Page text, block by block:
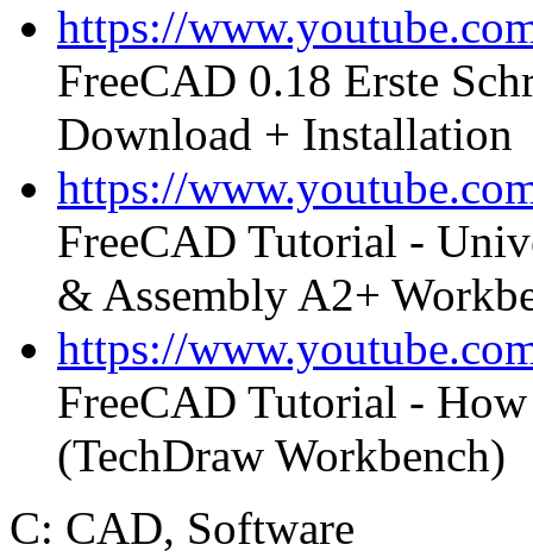
https://
FreeCAD 0.18 Erste
Download + Installation
https://
FreeCAD Tutorial -
& Assembly A2+
https://
FreeCAD Tutorial -
(TechDraw Workbench)
C: CAD, Software